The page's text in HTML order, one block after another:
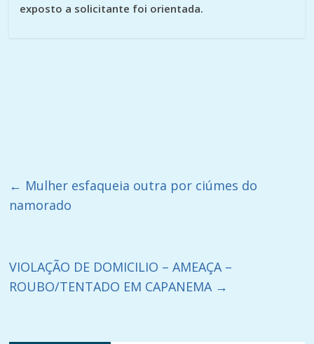
exposto a solicitante foi orientada.
← Mulher esfaqueia outra por ciúmes do
namorado
VIOLAÇÃO DE DOMICILIO – AMEAÇA –
ROUBO/TENTADO EM CAPANEMA →